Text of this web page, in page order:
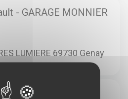
- GARAGE MONNIER
LUMIERE 69730 Genay
- GARAGE VICARD